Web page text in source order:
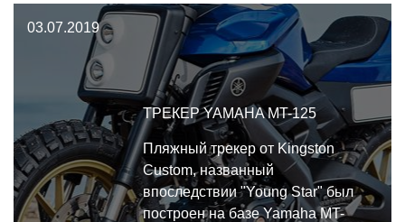
03.07.2019
ТРЕКЕР YAMAHA MT-125
Пляжный трекер от Kingston
Custom, названный
впоследствии "Young Star" был
построен на базе Yamaha MT-